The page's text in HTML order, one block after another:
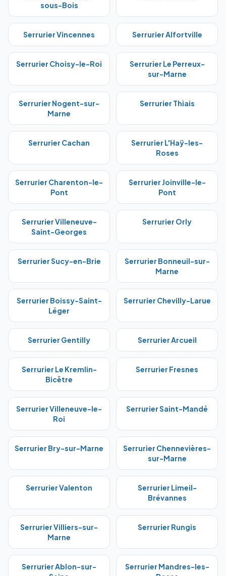
sous-Bois
SerrurierVincennes SerrurierAlfortville
Serrurier Choisy-le-Roi Serrurier Le Perreux-
sur-Marne
Serrurier Nogent-sur-
Marne
Serrurier Thiais
Serrurier Cachan Serrurier L'Haÿ-les-
Roses
Serrurier Charenton-le-
Pont
Serrurier Joinville-le-
Pont
SerrurierVilleneuve-
Saint-Georges
Serrurier Orly
SerrurierSucy-en-Brie Serrurier Bonneuil-sur-
Marne
Serrurier Boissy-Saint-
Léger
Serrurier Chevilly-Larue
Serrurier Gentilly SerrurierArcueil
Serrurier Le Kremlin-
Bicêtre
Serrurier Fresnes
SerrurierVilleneuve-le-
Roi
SerrurierSaint-Mandé
Serrurier Bry-sur-Marne Serrurier Chennevières-
sur-Marne
SerrurierValenton Serrurier Limeil-
Brévannes
SerrurierVilliers-sur-
Marne
Serrurier Rungis
SerrurierAblon-sur-
Serrurier Mandres-les-